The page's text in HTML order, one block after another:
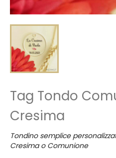
Tag Tondo
Cresima
Tondino semplice
Cresima o Comunione